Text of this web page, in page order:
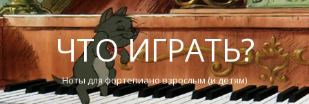
ЧТО ИГРАТЬ?
Ноты для фортепиано взрослым (и детям)